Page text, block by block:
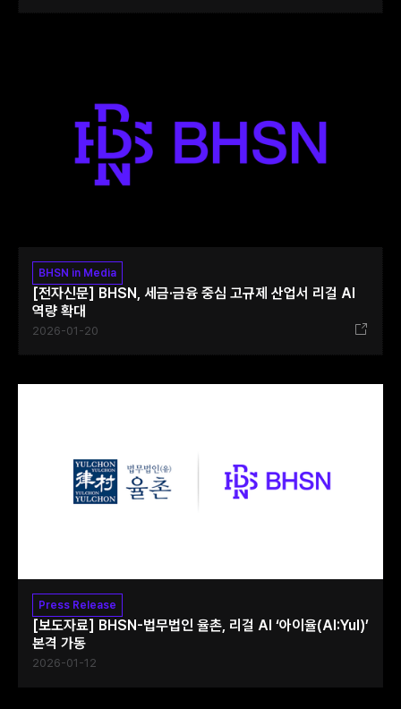
BHSN in Media
[전자신문] BHSN, 세금·금융 중심 고규제 산업서 리걸 AI
역량 확대‍
2026-01-20
Press Release
[보도자료] BHSN-법무법인 율촌, 리걸 AI ‘아이율(AI:Yul)’
본격 가동
2026-01-12